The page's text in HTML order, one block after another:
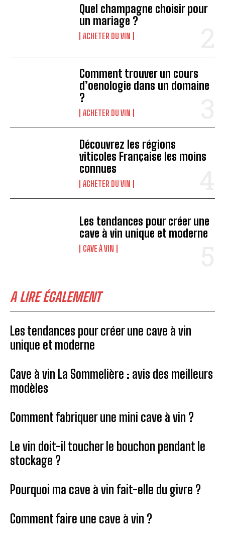
Quel champagne choisir pour
un mariage ?
ACHETER DU VIN
Comment trouver un cours
d’oenologie dans un domaine
?
ACHETER DU VIN
Découvrez les régions
viticoles Française les moins
connues
ACHETER DU VIN
Les tendances pour créer une
cave à vin unique et moderne
CAVE À VIN
A LIRE ÉGALEMENT
Les tendances pour créer une cave à vin
unique et moderne
Cave à vin La Sommelière : avis des meilleurs
modèles
Comment fabriquer une mini cave à vin ?
Le vin doit-il toucher le bouchon pendant le
stockage ?
Pourquoi ma cave à vin fait-elle du givre ?
Comment faire une cave à vin ?